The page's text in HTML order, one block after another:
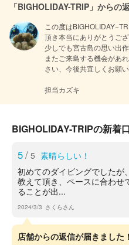
「BIGHOLIDAY-TRIP」からの
この度は
頂き本当にありがとうご
少しでも宮古島の思い出
またご来島する機会があ
さい、今後共宜しくお願
担当カズキ
BIGHOLIDAY-TRIPの新着
5/ 5 素晴らしい！
初めてのダイビングでしたが
教えて頂き、ペースに合わせ
ることが出...
2024/3/3 さくらさん
店舗からの返信が届きました！